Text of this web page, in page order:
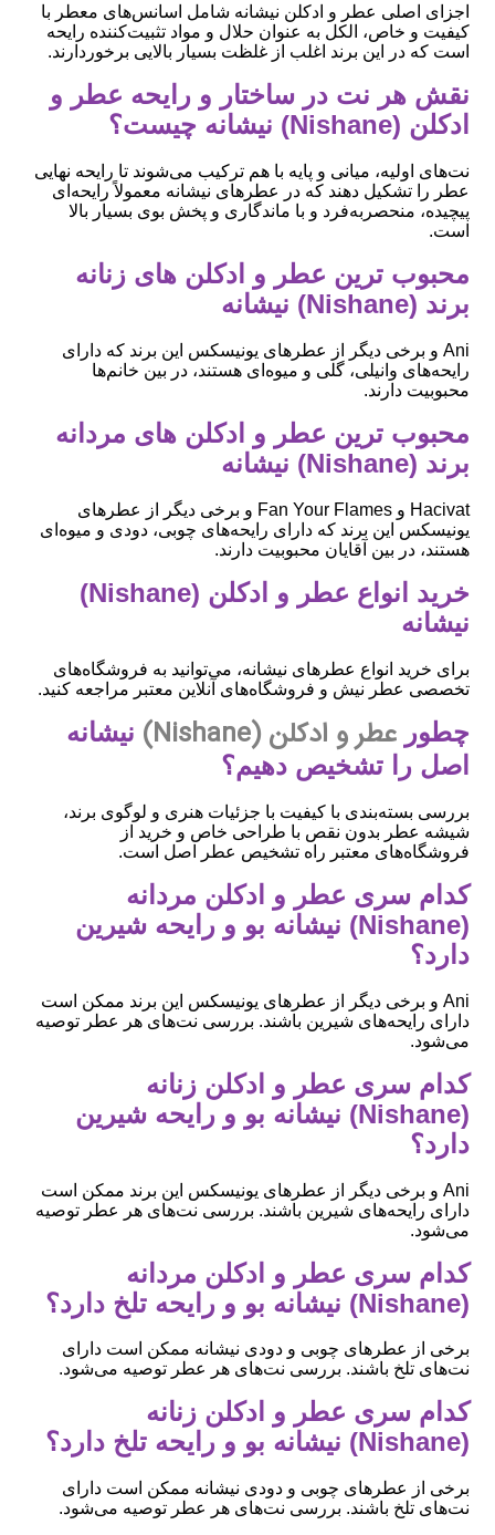
اجزای اصلی عطر و ادکلن نیشانه شامل اسانس‌های معطر با
کیفیت و خاص، الکل به عنوان حلال و مواد تثبیت‌کننده رایحه
است که در این برند اغلب از غلظت بسیار بالایی برخوردارند.
نقش هر نت در ساختار و رایحه عطر و
ادکلن (Nishane) نیشانه چیست؟
نت‌های اولیه، میانی و پایه با هم ترکیب می‌شوند تا رایحه نهایی
عطر را تشکیل دهند که در عطرهای نیشانه معمولاً رایحه‌ای
پیچیده، منحصربه‌فرد و با ماندگاری و پخش بوی بسیار بالا
است.
محبوب ‌ترین عطر و ادکلن های زنانه
برند (Nishane) نیشانه
Ani و برخی دیگر از عطرهای یونیسکس این برند که دارای
رایحه‌های وانیلی، گلی و میوه‌ای هستند، در بین خانم‌ها
محبوبیت دارند.
محبوب ‌ترین عطر و ادکلن های مردانه
برند (Nishane) نیشانه
Hacivat و Fan Your Flames و برخی دیگر از عطرهای
یونیسکس این برند که دارای رایحه‌های چوبی، دودی و میوه‌ای
هستند، در بین آقایان محبوبیت دارند.
خرید انواع عطر و ادکلن (Nishane)
نیشانه
برای خرید انواع عطرهای نیشانه، می‌توانید به فروشگاه‌های
تخصصی عطر نیش و فروشگاه‌های آنلاین معتبر مراجعه کنید.
چطور عطر و ادکلن (Nishane)
نیشانه
اصل را تشخیص دهیم؟
بررسی بسته‌بندی با کیفیت با جزئیات هنری و لوگوی برند،
شیشه عطر بدون نقص با طراحی خاص و خرید از
فروشگاه‌های معتبر راه تشخیص عطر اصل است.
کدام سری عطر و ادکلن مردانه
(Nishane) نیشانه بو و رایحه شیرین
دارد؟
Ani و برخی دیگر از عطرهای یونیسکس این برند ممکن است
دارای رایحه‌های شیرین باشند. بررسی نت‌های هر عطر توصیه
می‌شود.
کدام سری عطر و ادکلن زنانه
(Nishane) نیشانه بو و رایحه شیرین
دارد؟
Ani و برخی دیگر از عطرهای یونیسکس این برند ممکن است
دارای رایحه‌های شیرین باشند. بررسی نت‌های هر عطر توصیه
می‌شود.
کدام سری عطر و ادکلن مردانه
(Nishane) نیشانه بو و رایحه تلخ دارد؟
برخی از عطرهای چوبی و دودی نیشانه ممکن است دارای
نت‌های تلخ باشند. بررسی نت‌های هر عطر توصیه می‌شود.
کدام سری عطر و ادکلن زنانه
(Nishane) نیشانه بو و رایحه تلخ دارد؟
برخی از عطرهای چوبی و دودی نیشانه ممکن است دارای
نت‌های تلخ باشند. بررسی نت‌های هر عطر توصیه می‌شود.